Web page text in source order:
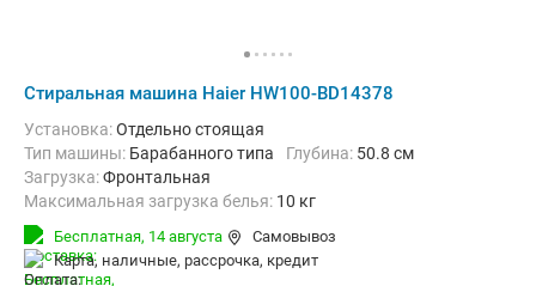
Стиральная машина Haier HW100-BD14378
Установка:Отдельно стоящая
Тип машины: Барабанного типа Глубина: 50.8 см
загрузка:Фронтальная
Максимальная загрузка белья: 10 кг
Количество программ:
Материал бака:
Нерж. сталь
Дополнительные функции:
Возможность дозагрузки белья,
Бесплатная, 14 августа
Самовывоз
карта, наличные, рассрочка, кредит